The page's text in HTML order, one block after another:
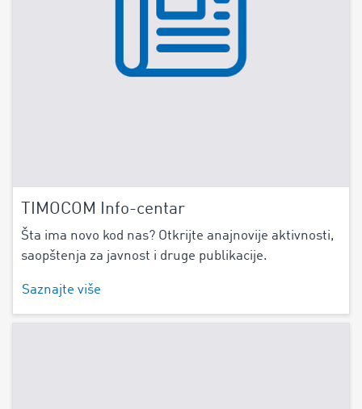
TIMOCOM Info-centar
Šta ima novo kod nas? Otkrijte anajnovije aktivnosti,
saopštenja za javnost i druge publikacije.
Saznajte više